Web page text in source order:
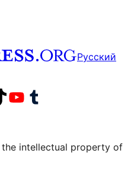
Русский
в LinkedIn
учётную запись в TikTok
Посетите наш канал YouTube
Посетите нашу учётную запись в Tumblr
the intellectual property of